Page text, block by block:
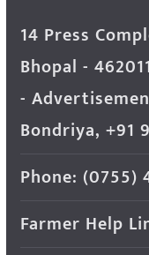
14 Press
Bhopal -
-
Bondriya, +91
Phone: (0755)
Farmer Help